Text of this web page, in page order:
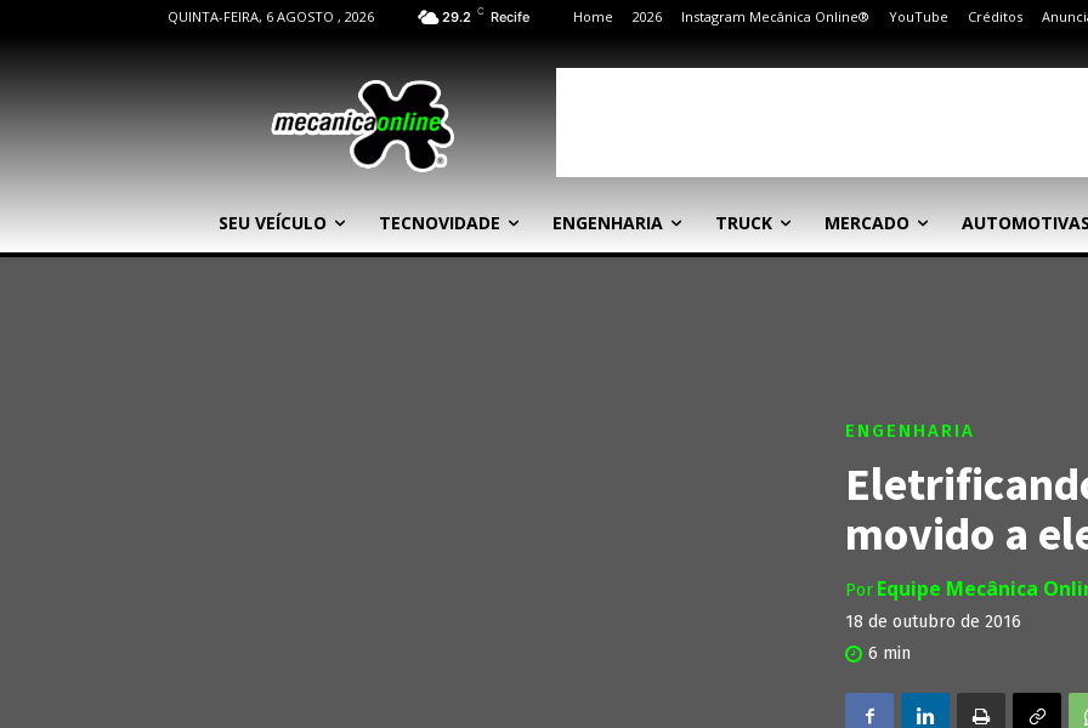
QUINTA-FEIRA, 6 AGOSTO , 2026 29.2 C Recife Home 2026 Instagram Mecânica Online® YouTube Créditos
SEU VEÍCULO TECNOVIDADE ENGENHARIA TRUCK MERCADO
ENGENHARIA
movido a
Por Equipe Mecânica
18 de outubro de 2016
6 min